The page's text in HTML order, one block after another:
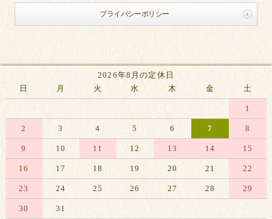
プライバシーポリシー
2026年8月の定休日
日
月 火 水 木 金 土
1
2 3 4 5 6 7 8
9 10 11 12 13 14 15
16 17 18 19 20 21 22
23 24 25 26 27 28 29
30 31